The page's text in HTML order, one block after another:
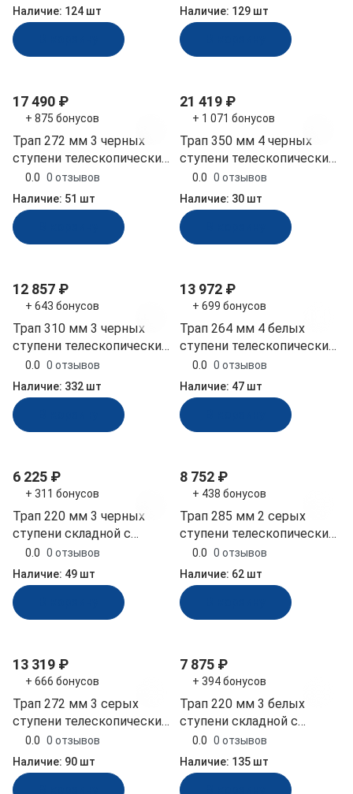
Наличие: 124 шт
Наличие: 129 шт
17 490 ₽
+ 875 бонусов
Трап 272 мм 3 черных
ступени телескопический
выдвижной (040105BT)
0.0 0 отзывов
Наличие: 51 шт
21 419 ₽
+ 1 071 бонусов
Трап 350 мм 4 черных
ступени телескопический
с поручнем (040109BT)
0.0 0 отзывов
Наличие: 30 шт
12 857 ₽
+ 643 бонусов
Трап 310 мм 3 черных
ступени телескопический
складной (040102BT)
0.0 0 отзывов
Наличие: 332 шт
13 972 ₽
+ 699 бонусов
Трап 264 мм 4 белых
ступени телескопический
складной узкий
(040162WT)
0.0 0 отзывов
Наличие: 47 шт
6 225 ₽
+ 311 бонусов
Трап 220 мм 3 черных
ступени складной с
вертикальным
креплением (040171BT)
0.0 0 отзывов
Наличие: 49 шт
8 752 ₽
+ 438 бонусов
Трап 285 мм 2 серых
ступени телескопический
выдвижной (040104GT)
0.0 0 отзывов
Наличие: 62 шт
13 319 ₽
+ 666 бонусов
Трап 272 мм 3 серых
ступени телескопический
выдвижной (040105GT)
0.0 0 отзывов
Наличие: 90 шт
7 875 ₽
+ 394 бонусов
Трап 220 мм 3 белых
ступени складной с
вертикальным
креплением (040171WT)
0.0 0 отзывов
Наличие: 135 шт